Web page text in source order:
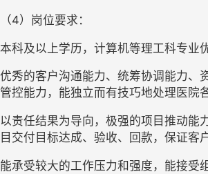
（4）岗位要求：
本科及以上学历，计算机等理工科专业
优秀的客户沟通能力、统筹协调能力、
管控能力，能独立而有技巧地处理医院
以责任结果为导向，极强的项目推动能
目交付目标达成、验收、回款，保证客
能承受较大的工作压力和强度，能接受